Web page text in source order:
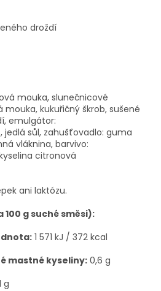
droždí
mouka, slunečnicové
mouka, kukuřičný škrob, sušené
emulgátor:
sůl, zahušťovadlo: guma
vláknina, barvivo:
citronová
ani laktózu.
g suché směsi):
1 571 kJ / 372 kcal
mastné kyseliny: 0,6 g
g